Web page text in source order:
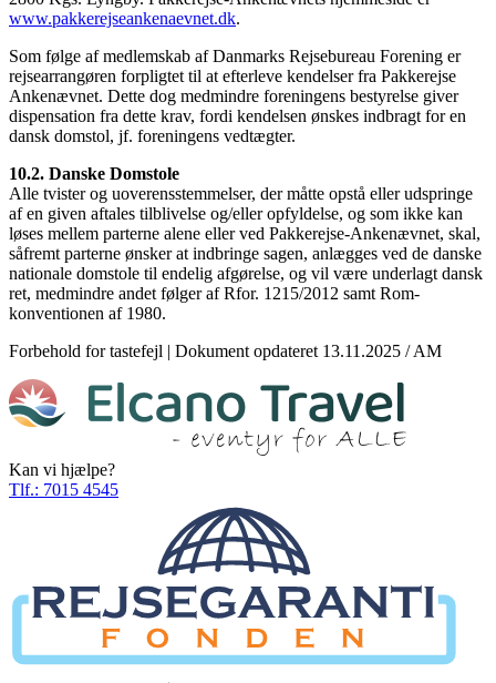
www.pakkerejseankenaevnet.dk.
Som følge af medlemskab af Danmarks Rejsebureau Forening er
rejsearrangøren forpligtet til at efterleve kendelser fra Pakkerejse
Ankenævnet. Dette dog medmindre foreningens bestyrelse giver
dispensation fra dette krav, fordi kendelsen ønskes indbragt for en
dansk domstol, jf. foreningens vedtægter.
10.2. Danske Domstole
Alle tvister og uoverensstemmelser, der måtte opstå eller udspringe
af en given aftales tilblivelse og/eller opfyldelse, og som ikke kan
løses mellem parterne alene eller ved Pakkerejse-Ankenævnet, skal,
såfremt parterne ønsker at indbringe sagen, anlægges ved de danske
nationale domstole til endelig afgørelse, og vil være underlagt dansk
ret, medmindre andet følger af Rfor. 1215/2012 samt Rom-
konventionen af 1980.
Forbehold for tastefejl | Dokument opdateret 13.11.2025 / AM
Kan vi hjælpe?
Tlf.: 7015 4545